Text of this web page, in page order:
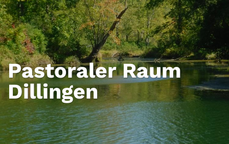
Pastoraler Raum
Dillingen